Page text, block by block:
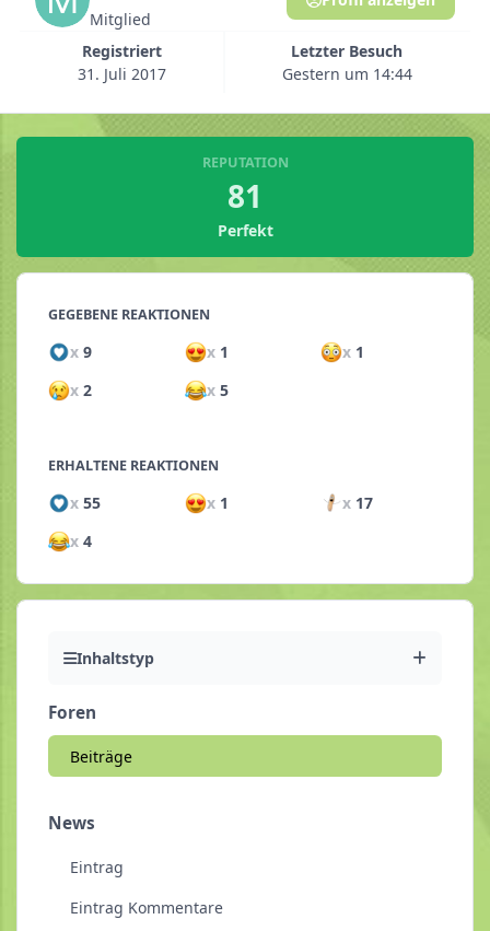
Mitglied
Registriert
31. Juli 2017
Letzter Besuch
Gestern um 14:44
REPUTATION
81
Perfekt
GEGEBENE REAKTIONEN
x 9 x1 x 1
x 2 x5
ERHALTENE REAKTIONEN
x 55 x1 x 17
x 4
Inhaltstyp
Foren
Beiträge
News
Eintrag
Eintrag Kommentare